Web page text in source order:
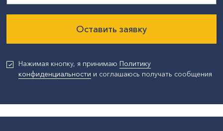
Оставить заявку
Нажимая кнопку, я принимаю Политику
конфиденциальности и соглашаюсь получать сообщения